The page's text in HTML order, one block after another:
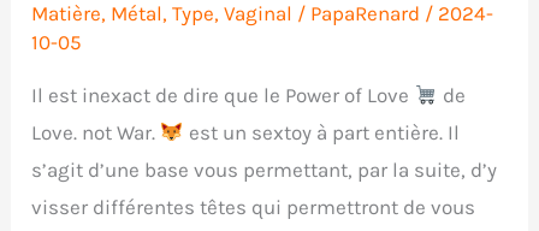
Matière, Métal,Type,Vaginal / PapaRenard / 2024-
10-05
Il est inexact de dire que le Power of Love
de
Love. not War.
est un sextoy à part entière. Il
s’agit d’une base vous permettant, par la suite, d’y
visser différentes têtes qui permettront de vous